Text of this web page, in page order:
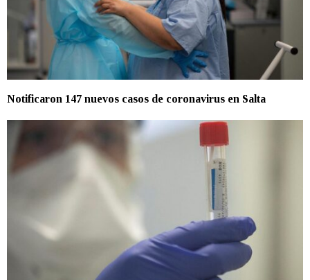
Notificaron 147 nuevos casos de coronavirus en Salta